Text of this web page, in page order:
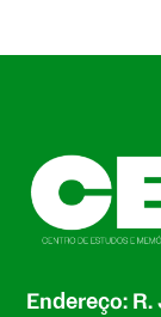
Endereço: